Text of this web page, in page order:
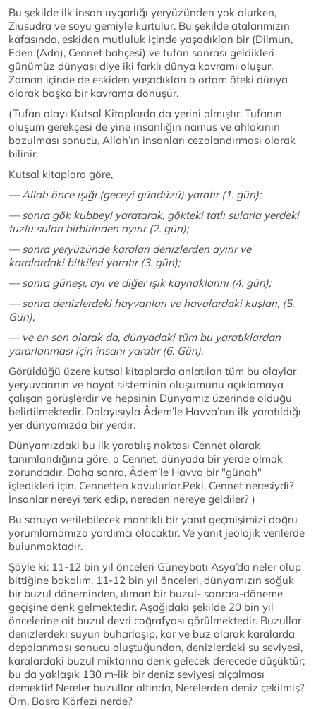
Bu şekilde ilk insan uygarlığı yeryüzünden yok olurken,
Ziusudra ve soyu gemiyle kurtulur. Bu şekilde atalarımızın
kafasında, eskiden mutluluk içinde yaşadıkları bir (Dilmun,
Eden (Adn), Cennet bahçesi) ve tufan sonrası geldikleri
günümüz dünyası diye iki farklı dünya kavramı oluşur.
Zaman içinde de eskiden yaşadıkları o ortam öteki dünya
olarak başka bir kavrama dönüşür.
(Tufan olayı Kutsal Kitaplarda da yerini almıştır. Tufanın
oluşum gerekçesi de yine insanlığın namus ve ahlakının
bozulması sonucu, Allah’ın insanları cezalandırması olarak
bilinir.
Kutsal kitaplara göre,
— Allah önce ışığı (geceyi gündüzü) yaratır (1. gün);
— sonra gök kubbeyi yaratarak, gökteki tatlı sularla yerdeki
tuzlu suları birbirinden ayırır (2. gün);
— sonra yeryüzünde karaları denizlerden ayırır ve
karalardaki bitkileri yaratır (3. gün);
— sonra güneşi, ayı ve diğer ışık kaynaklarını (4. gün);
— sonra denizlerdeki hayvanları ve havalardaki kuşları, (5.
Gün);
— ve en son olarak da, dünyadaki tüm bu yaratıklardan
yararlanması için insanı yaratır (6. Gün).
Görüldüğü üzere kutsal kitaplarda anlatılan tüm bu olaylar
yeryuvarının ve hayat sisteminin oluşumunu açıklamaya
çalışan görüşlerdir ve hepsinin Dünyamız üzerinde olduğu
belirtilmektedir. Dolayısıyla Âdem’le Havva’nın ilk yaratıldığı
yer dünyamızda bir yerdir.
Dünyamızdaki bu ilk yaratılış noktası Cennet olarak
tanımlandığına göre, o Cennet, dünyada bir yerde olmak
zorundadır. Daha sonra, Âdem’le Havva bir "günah"
işledikleri için, Cennetten kovulurlar.Peki, Cennet neresiydi?
İnsanlar nereyi terk edip, nereden nereye geldiler? )
Bu soruya verilebilecek mantıklı bir yanıt geçmişimizi doğru
yorumlamamıza yardımcı olacaktır. Ve yanıt jeolojik verilerde
bulunmaktadır.
Şöyle ki: 11-12 bin yıl önceleri Güneybatı Asya’da neler olup
bittiğine bakalım. 11-12 bin yıl önceleri, dünyamızın soğuk
bir buzul döneminden, ılıman bir buzul- sonrası-döneme
geçişine denk gelmektedir. Aşağıdaki şekilde 20 bin yıl
öncelerine ait buzul devri coğrafyası görülmektedir. Buzullar
denizlerdeki suyun buharlaşıp, kar ve buz olarak karalarda
depolanması sonucu oluştuğundan, denizlerdeki su seviyesi,
karalardaki buzul miktarına denk gelecek derecede düşüktür;
bu da yaklaşık 130 m-lik bir deniz seviyesi alçalması
demektir! Nereler buzullar altında, Nerelerden deniz çekilmiş?
Örn. Basra Körfezi nerde?